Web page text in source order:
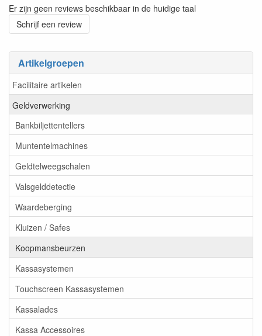
Artikelgroepen
Facilitaire artikelen
Geldverwerking
Bankbiljettentellers
Muntentelmachines
Geldtelweegschalen
Valsgelddetectie
Waardeberging
Kluizen / Safes
Koopmansbeurzen
Kassasystemen
Touchscreen Kassasystemen
Kassalades
Kassa Accessoires
Er zijn geen reviews beschikbaar in de huidige taal
Schrijf een review